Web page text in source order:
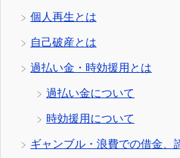
個人再生とは
自己破産とは
過払い金・時効援用とは
過払い金について
時効援用について
ギャンブル・浪費での借金、